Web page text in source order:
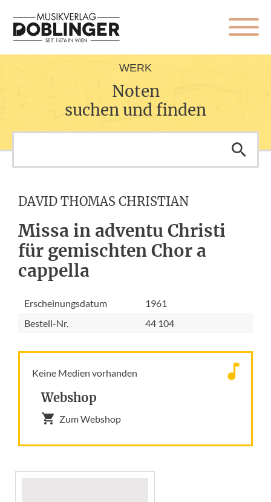
WERK
Noten
suchen und finden
DAVID THOMAS CHRISTIAN
Missa in adventu Christi
für gemischten Chor a
cappella
Erscheinungsdatum
1961
Bestell-Nr.
44 104
Keine Medien vorhanden
Webshop
Zum Webshop